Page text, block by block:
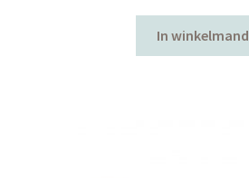
In winkelmand